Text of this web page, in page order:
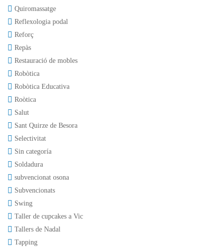
Quiromassatge
Reflexologia podal
Reforç
Repàs
Restauració de mobles
Robòtica
Robòtica Educativa
Roòtica
Salut
Sant Quirze de Besora
Selectivitat
Sin categoría
Soldadura
subvencionat osona
Subvencionats
Swing
Taller de cupcakes a Vic
Tallers de Nadal
Tapping